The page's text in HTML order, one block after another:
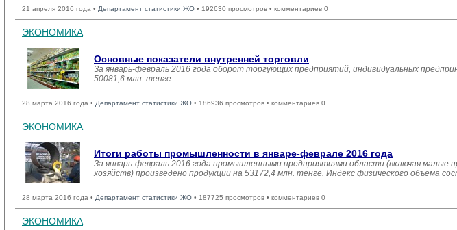
21 апреля 2016 года • Департамент статистики ЖО • 192630 просмотров • комментариев 0
ЭКОНОМИКА
Основные показатели внутренней торговли
За январь-февраль 2016 года оборот торгующих предприятий, индивидуальных
50081,6 млн. тенге.
28 марта 2016 года • Департамент статистики ЖО • 186936 просмотров • комментариев 0
ЭКОНОМИКА
Итоги работы промышленности в январе-феврале 2016 года
За январь-февраль 2016 года промышленными предприятиями области (включая малые
хозяйств) произведено продукции на 53172,4 млн. тенге. Индекс физического объема
28 марта 2016 года • Департамент статистики ЖО • 187725 просмотров • комментариев 0
ЭКОНОМИКА